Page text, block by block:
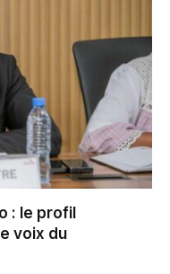
: le profil
voix du